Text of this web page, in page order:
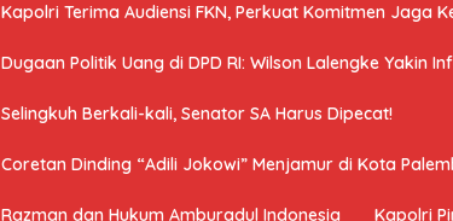
Kapolri Terima Audiensi FKN, Perkuat Komitmen Jaga
Dugaan Politik Uang di DPD RI: Wilson Lalengke Yakin
Selingkuh Berkali-kali, Senator SA Harus Dipecat!
Coretan Dinding “Adili Jokowi” Menjamur di Kota
Razman dan Hukum Amburadul Indonesia Kapolri